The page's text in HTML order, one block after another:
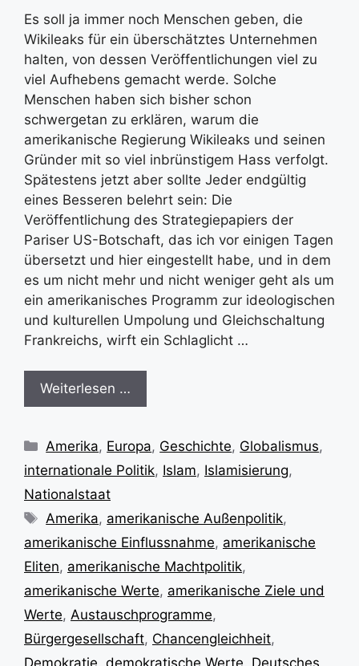
Es soll ja immer noch Menschen geben, die
Wikileaks für ein überschätztes Unternehmen
halten, von dessen Veröffentlichungen viel zu
viel Aufhebens gemacht werde. Solche
Menschen haben sich bisher schon
schwergetan zu erklären, warum die
amerikanische Regierung Wikileaks und seinen
Gründer mit so viel inbrünstigem Hass verfolgt.
Spätestens jetzt aber sollte Jeder endgültig
eines Besseren belehrt sein: Die
Veröffentlichung des Strategiepapiers der
Pariser US-Botschaft, das ich vor einigen Tagen
übersetzt und hier eingestellt habe, und in dem
es um nicht mehr und nicht weniger geht als um
ein amerikanisches Programm zur ideologischen
und kulturellen Umpolung und Gleichschaltung
Frankreichs, wirft ein Schlaglicht …
Weiterlesen …
Kategorien
Amerika, Europa, Geschichte, Globalismus,
internationale Politik, Islam, Islamisierung,
Nationalstaat
Schlagwörter
Amerika, amerikanische Außenpolitik,
amerikanische Einflussnahme, amerikanische
Eliten, amerikanische Machtpolitik,
amerikanische Werte, amerikanische Ziele und
Werte, Austauschprogramme,
Bürgergesellschaft, Chancengleichheit,
Demokratie, demokratische Werte, Deutsches